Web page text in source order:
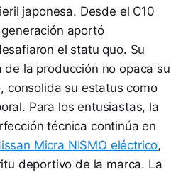
japonesa. Desde el C10
aportó
el statu quo. Su
la producción no opaca su
consolida su estatus como
Para los entusiastas, la
técnica continúa en
Micra NISMO eléctrico,
deportivo de la marca. La